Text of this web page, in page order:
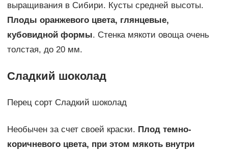
выращивания в Сибири. Кусты средней высоты.
Плоды оранжевого цвета, глянцевые,
кубовидной формы. Стенка мякоти овоща очень
толстая, до 20 мм.
Сладкий шоколад
Перец сорт Сладкий шоколад
Необычен за счет своей краски. Плод темно-
коричневого цвета, при этом мякоть внутри